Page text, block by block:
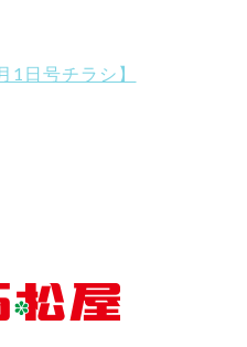
1日号チラシ】